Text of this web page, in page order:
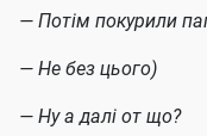
— Потім покурили
— Не без цього)
— Ну а далі от що?